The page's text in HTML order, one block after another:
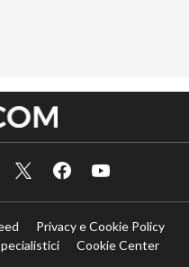
Privacy e Cookie Policy
Cookie Center